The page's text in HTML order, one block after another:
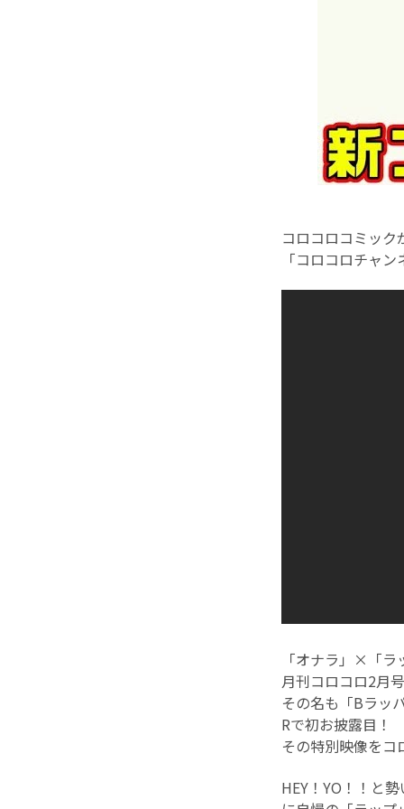
コロコロコミッ
「コロコロチャ
「オナラ」×「
月刊コロコロ2月
その名も「Bラッ
Rで初お披露目！
その特別映像を
HEY！YO！！と